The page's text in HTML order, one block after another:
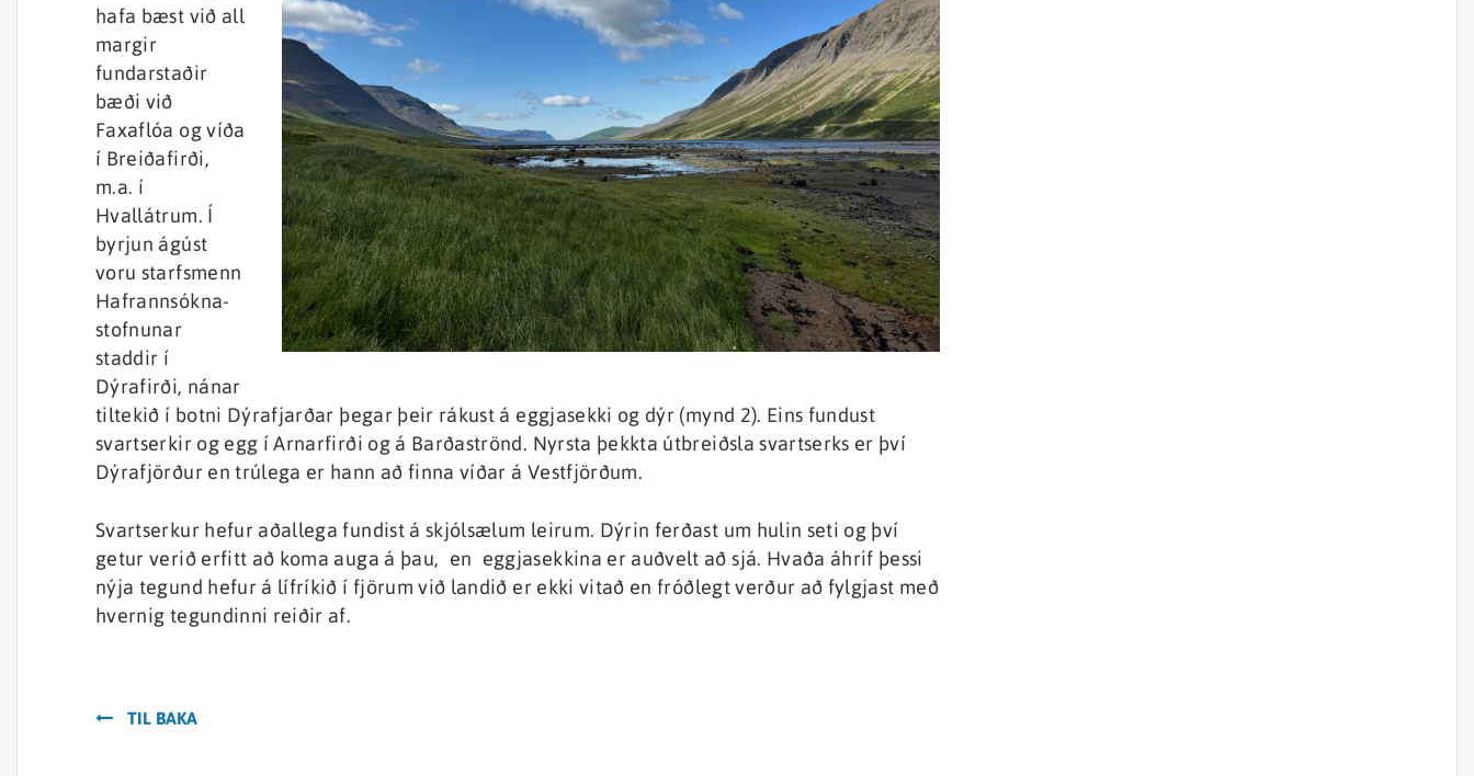
hafa bæst við all
margir
fundarstaðir
bæði við
Faxaflóa og víða
í Breiðafirði,
m.a. í
Hvallátrum. Í
byrjun ágúst
voru starfsmenn
Hafrannsókna-
stofnunar
staddir í
Dýrafirði, nánar
tiltekið í botni Dýrafjarðar þegar þeir rákust á eggjasekki og dýr (mynd 2). Eins fundust
svartserkir og egg í Arnarfirði og á Barðaströnd. Nyrsta þekkta útbreiðsla svartserks er því
Dýrafjörður en trúlega er hann að finna víðar á Vestfjörðum.
Svartserkur hefur aðallega fundist á skjólsælum leirum. Dýrin ferðast um hulin seti og því
getur verið erfitt að koma auga á þau, en eggjasekkina er auðvelt að sjá. Hvaða áhrif þessi
nýja tegund hefur á lífríkið í fjörum við landið er ekki vitað en fróðlegt verður að fylgjast með
hvernig tegundinni reiðir af.
TIL BAKA